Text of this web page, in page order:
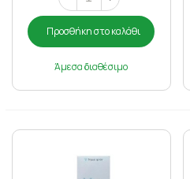
Προσθήκη στο καλάθι
Άμεσα διαθέσιμο